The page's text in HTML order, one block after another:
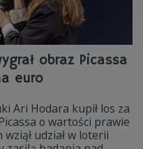
obraz Picassa
euro
Ari Hodara kupił los za
o wartości prawie
udział w loterii